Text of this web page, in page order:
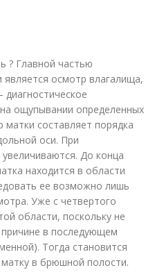
? Главной частью
осмотр влагалища,
ощупывании определенных
составляет порядка
оси. При
До конца
находится в области
ее возможно лишь
Уже с четвертого
области, поскольку не
в последующем
Тогда становится
в брюшной полости.